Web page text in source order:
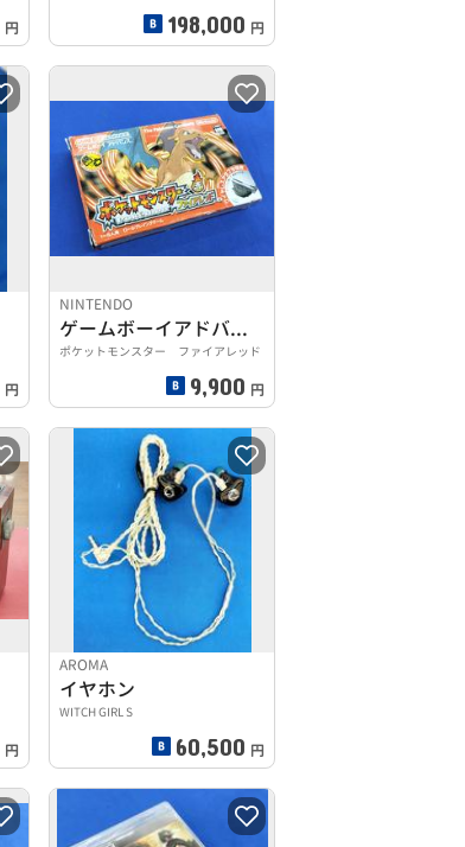
円 198,000 円
円
NINTENDO
ゲームボーイアドバンスソフト
ポケットモンスター ファイアレッド
9,900 円
円
AROMA
イヤホン
WITCH GIRL S
60,500 円